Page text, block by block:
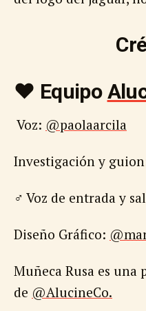
♥️ Equipo
Voz: @paolaarcila
‍Investigación y
‍♂️ Voz de entrada y
‍Diseño Gráfico:
Muñeca Rusa es una
de @AlucineCo.